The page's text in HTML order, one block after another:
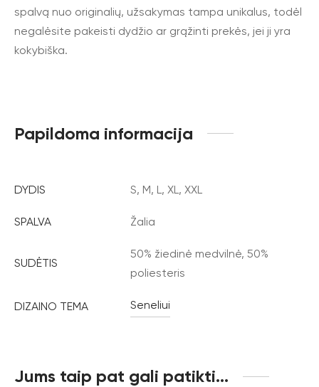
spalvą nuo originalių, užsakymas tampa unikalus, todėl
negalėsite pakeisti dydžio ar grąžinti prekės, jei ji yra
kokybiška.
Papildoma informacija
DYDIS S, M, L, XL, XXL
SPALVA Žalia
SUDĖTIS
50% žiedinė medvilnė, 50%
poliesteris
DIZAINO TEMA Seneliui
Jums taip pat gali patikti…